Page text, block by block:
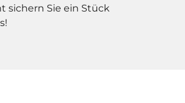
sichern Sie ein Stück